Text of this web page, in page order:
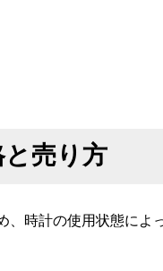
売り方
、時計の使用状態によ